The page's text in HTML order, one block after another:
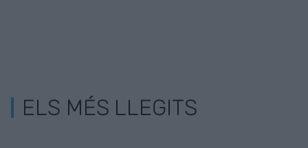
ELS MÉS LLEGITS